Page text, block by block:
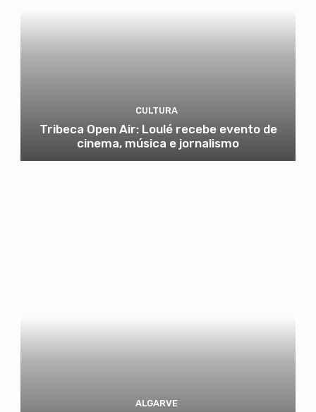
CULTURA
Tribeca Open Air: Loulé recebe evento de
cinema, música e jornalismo
ALGARVE